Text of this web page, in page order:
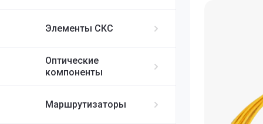
Элементы СКС
Оптические
компоненты
Маршрутизаторы